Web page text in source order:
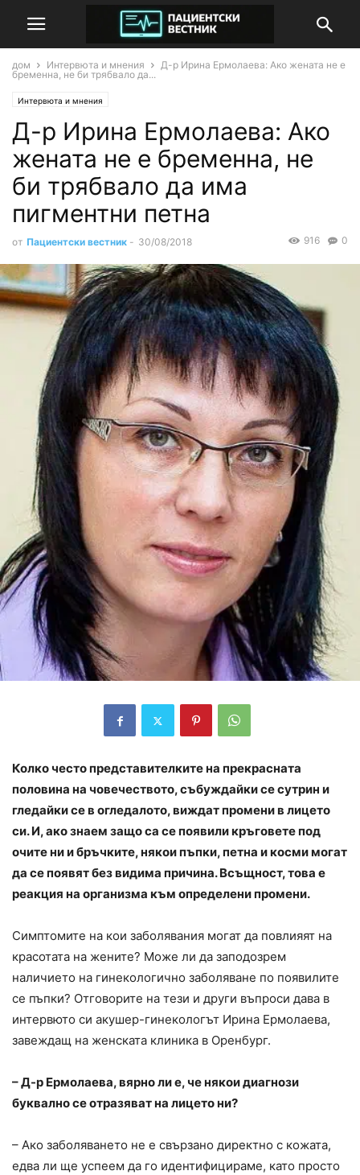
дом Интервюта и мнения
Д-р Ирина Ермолаева: Ако жената не е
бременна, не би трябвало да...
Интервюта и мнения
Д-р Ирина Ермолаева: Ако
жената не е бременна, не
би трябвало да има
пигментни петна
от Пациентски вестник - 30/08/2018 0
916
Колко често представителките на прекрасната
половина на човечеството, събуждайки се сутрин и
гледайки се в огледалото, виждат промени в лицето
си. И, ако знаем защо са се появили кръговете под
очите ни и бръчките, някои пъпки, петна и косми могат
да се появят без видима причина. Всъщност, това е
реакция на организма към определени промени.
Симптомите на кои заболявания могат да повлияят на
красотата на жените? Може ли да заподозрем
наличието на гинекологично заболяване по появилите
се пъпки? Отговорите на тези и други въпроси дава в
интервюто си акушер-гинекологът Ирина Ермолаева,
завеждащ на женската клиника в Оренбург.
– Д-р Ермолаева, вярно ли е, че някои диагнози
буквално се отразяват на лицето ни?
– Ако заболяването не е свързано директно с кожата,
едва ли ще успеем да го идентифицираме, като просто